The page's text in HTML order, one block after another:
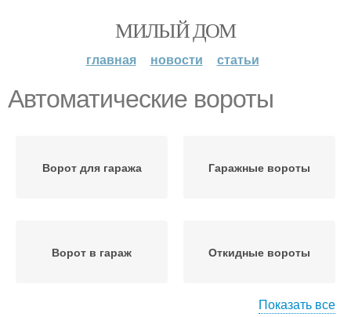
МИЛЫЙ ДОМ
главная новости статьи
Автоматические вороты
Ворот для гаража Гаражные вороты
Ворот в гараж Откидные вороты
Показать все